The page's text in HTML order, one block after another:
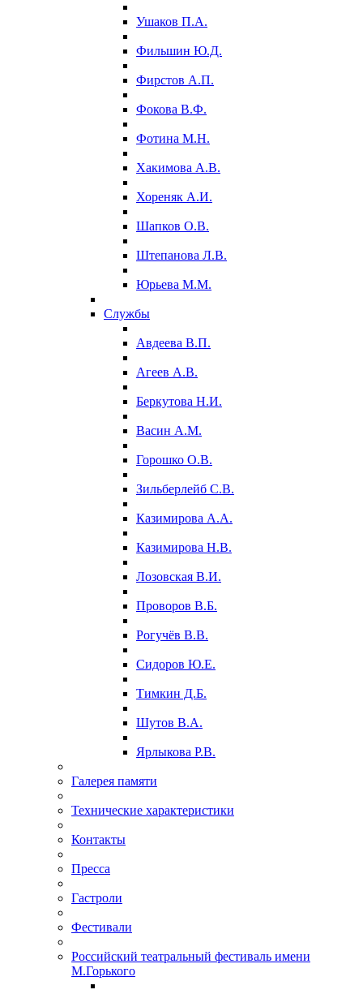
Ушаков П.А.
Фильшин Ю.Д.
Фирстов А.П.
Фокова В.Ф.
Фотина М.Н.
Хакимова А.В.
Хореняк А.И.
Шапков О.В.
Штепанова Л.В.
Юрьева М.М.
Службы
Авдеева В.П.
Агеев А.В.
Беркутова Н.И.
Васин А.М.
Горошко О.В.
Зильберлейб С.В.
Казимирова А.А.
Казимирова Н.В.
Лозовская В.И.
Проворов В.Б.
Рогучёв В.В.
Сидоров Ю.Е.
Тимкин Д.Б.
Шутов В.А.
Ярлыкова Р.В.
Галерея памяти
Технические характеристики
Контакты
Пресса
Гастроли
Фестивали
Российский театральный фестиваль имени
М.Горького